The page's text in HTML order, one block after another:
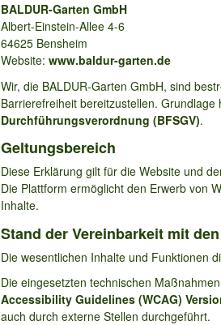
BALDUR-Garten GmbH
Albert-Einstein-Allee 4-6
64625 Bensheim
Website: www.baldur-garten.de
Wir, die BALDUR-Garten GmbH, sind
Barrierefreiheit bereitzustellen. Grundlage
Durchführungsverordnung (BFSGV).
Geltungsbereich
Diese Erklärung gilt für die Website und
Die Plattform ermöglicht den Erwerb von
Inhalte.
Stand der Vereinbarkeit mit
Die wesentlichen Inhalte und Funktionen
Die eingesetzten technischen
Accessibility Guidelines (WCAG)
auch durch externe Stellen durchgeführt.